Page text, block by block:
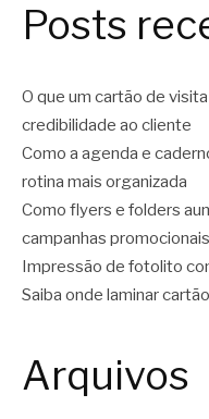
Posts
O que um cartão de
credibilidade ao cliente
Como a agenda e
rotina mais organizada
Como flyers e folders
campanhas promocionais
Impressão de fotolito
Saiba onde laminar
Arquivos